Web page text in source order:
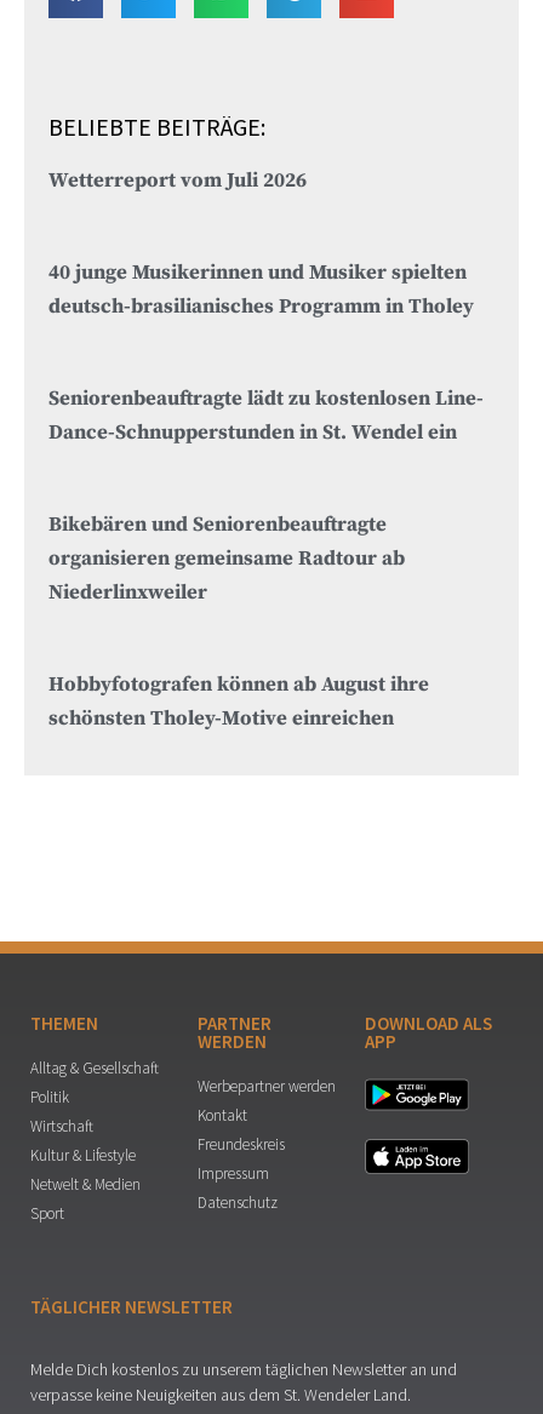
BELIEBTE BEITRÄGE:
Wetterreport vom Juli 2026
40 junge Musikerinnen und Musiker spielten
deutsch-brasilianisches Programm in Tholey
Seniorenbeauftragte lädt zu kostenlosen Line-
Dance-Schnupperstunden in St. Wendel ein
Bikebären und Seniorenbeauftragte
organisieren gemeinsame Radtour ab
Niederlinxweiler
Hobbyfotografen können ab August ihre
schönsten Tholey-Motive einreichen
THEMEN
Alltag & Gesellschaft
Politik
Wirtschaft
Kultur & Lifestyle
Netwelt & Medien
Sport
PARTNER
WERDEN
Werbepartner werden
Kontakt
Freundeskreis
Impressum
Datenschutz
DOWNLOAD ALS
APP
TÄGLICHER NEWSLETTER
Melde Dich kostenlos zu unserem täglichen Newsletter an und
verpasse keine Neuigkeiten aus dem St. Wendeler Land.